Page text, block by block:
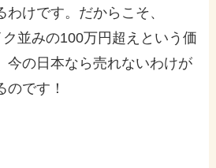
けです。だからこそ、
並みの100万円超えという価
今の日本なら売れないわけが
のです！